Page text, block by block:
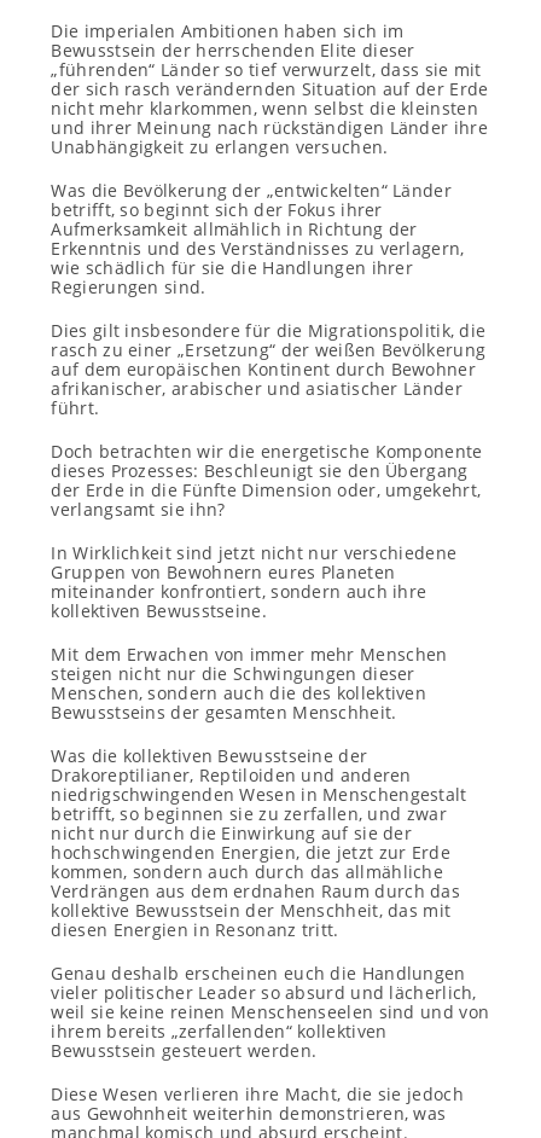
Die imperialen Ambitionen haben sich im
Bewusstsein der herrschenden Elite dieser
„führenden“ Länder so tief verwurzelt, dass sie mit
der sich rasch verändernden Situation auf der Erde
nicht mehr klarkommen, wenn selbst die kleinsten
und ihrer Meinung nach rückständigen Länder ihre
Unabhängigkeit zu erlangen versuchen.
Was die Bevölkerung der „entwickelten“ Länder
betrifft, so beginnt sich der Fokus ihrer
Aufmerksamkeit allmählich in Richtung der
Erkenntnis und des Verständnisses zu verlagern,
wie schädlich für sie die Handlungen ihrer
Regierungen sind.
Dies gilt insbesondere für die Migrationspolitik, die
rasch zu einer „Ersetzung“ der weißen Bevölkerung
auf dem europäischen Kontinent durch Bewohner
afrikanischer, arabischer und asiatischer Länder
führt.
Doch betrachten wir die energetische Komponente
dieses Prozesses: Beschleunigt sie den Übergang
der Erde in die Fünfte Dimension oder, umgekehrt,
verlangsamt sie ihn?
In Wirklichkeit sind jetzt nicht nur verschiedene
Gruppen von Bewohnern eures Planeten
miteinander konfrontiert, sondern auch ihre
kollektiven Bewusstseine.
Mit dem Erwachen von immer mehr Menschen
steigen nicht nur die Schwingungen dieser
Menschen, sondern auch die des kollektiven
Bewusstseins der gesamten Menschheit.
Was die kollektiven Bewusstseine der
Drakoreptilianer, Reptiloiden und anderen
niedrigschwingenden Wesen in Menschengestalt
betrifft, so beginnen sie zu zerfallen, und zwar
nicht nur durch die Einwirkung auf sie der
hochschwingenden Energien, die jetzt zur Erde
kommen, sondern auch durch das allmähliche
Verdrängen aus dem erdnahen Raum durch das
kollektive Bewusstsein der Menschheit, das mit
diesen Energien in Resonanz tritt.
Genau deshalb erscheinen euch die Handlungen
vieler politischer Leader so absurd und lächerlich,
weil sie keine reinen Menschenseelen sind und von
ihrem bereits „zerfallenden“ kollektiven
Bewusstsein gesteuert werden.
Diese Wesen verlieren ihre Macht, die sie jedoch
aus Gewohnheit weiterhin demonstrieren, was
manchmal komisch und absurd erscheint.